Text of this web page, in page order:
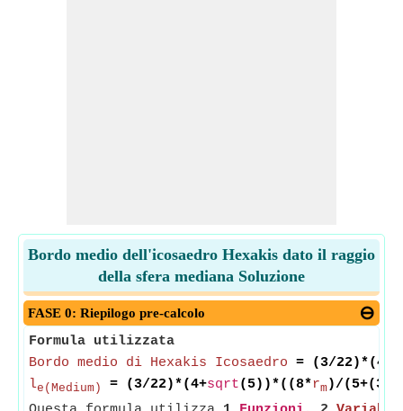
Bordo medio dell'icosaedro Hexakis dato il raggio
della sfera mediana Soluzione
FASE 0: Riepilogo pre-calcolo
Formula utilizzata
Bordo medio di Hexakis Icosaedro = (3/22)*(4+
le(Medium) = (3/22)*(4+sqrt(5))*((8*rm )/(5+(3*